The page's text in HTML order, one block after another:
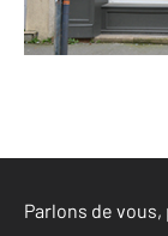
Parlons de